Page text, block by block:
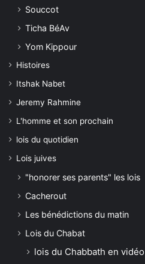
Souccot
Ticha BéAv
Yom Kippour
Histoires
Itshak Nabet
Jeremy Rahmine
L'homme et son prochain
lois du quotidien
Lois juives
"honorer ses parents" les lois
Cacherout
Les bénédictions du matin
Lois du Chabat
lois du Chabbath en vidéo